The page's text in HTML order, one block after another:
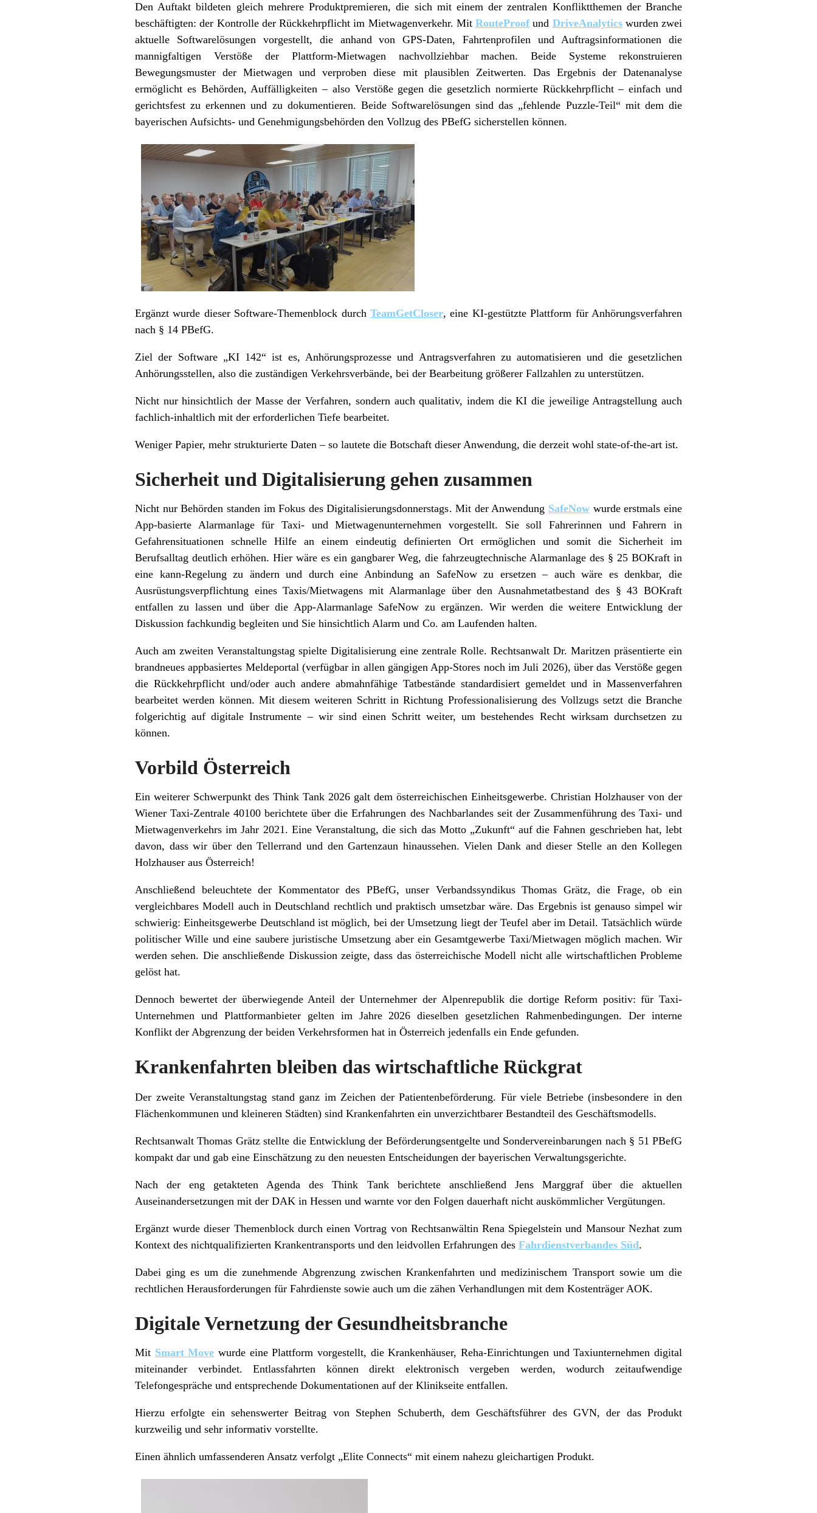
Den Auftakt bildeten gleich mehrere Produktpremieren, die sich mit einem der zentralen Konfliktthemen der Branche
beschäftigten: der Kontrolle der Rückkehrpflicht im Mietwagenverkehr. Mit RouteProof und DriveAnalyticswurden zwei
aktuelle Softwarelösungen vorgestellt, die anhand von GPS-Daten, Fahrtenprofilen und Auftragsinformationen die
mannigfaltigen Verstöße der Plattform-Mietwagen nachvollziehbar machen. Beide Systeme rekonstruieren
Bewegungsmuster der Mietwagen und verproben diese mit plausiblen Zeitwerten. Das Ergebnis der Datenanalyse
ermöglicht es Behörden, Auffälligkeiten – also Verstöße gegen die gesetzlich normierte Rückkehrpflicht – einfach und
gerichtsfest zu erkennen und zu dokumentieren. Beide Softwarelösungen sind das „fehlende Puzzle-Teil“ mit dem die
bayerischen Aufsichts- und Genehmigungsbehörden den Vollzug des PBefG sicherstellen können.
Ergänzt wurde dieser Software-Themenblock durch TeamGetCloser, eine KI-gestützte Plattform für Anhörungsverfahren
nach § 14 PBefG.
Ziel der Software „KI 142“ ist es, Anhörungsprozesse und Antragsverfahren zu automatisieren und die gesetzlichen
Anhörungsstellen, also die zuständigen Verkehrsverbände, bei der Bearbeitung größerer Fallzahlen zu unterstützen.
Nicht nur hinsichtlich der Masse der Verfahren, sondern auch qualitativ, indem die KI die jeweilige Antragstellung auch
fachlich-inhaltlich mit der erforderlichen Tiefe bearbeitet.
Weniger Papier, mehr strukturierte Daten – so lautete die Botschaft dieser Anwendung, die derzeit wohl state-of-the-art ist.
Sicherheit und Digitalisierung gehen zusammen
Nicht nur Behörden standen im Fokus des Digitalisierungsdonnerstags. Mit der Anwendung SafeNow wurde erstmals eine
App-basierte Alarmanlage für Taxi- und Mietwagenunternehmen vorgestellt. Sie soll Fahrerinnen und Fahrern in
Gefahrensituationen schnelle Hilfe an einem eindeutig definierten Ort ermöglichen und somit die Sicherheit im
Berufsalltag deutlich erhöhen. Hier wäre es ein gangbarer Weg, die fahrzeugtechnische Alarmanlage des § 25 BOKraft in
eine kann-Regelung zu ändern und durch eine Anbindung an SafeNow zu ersetzen – auch wäre es denkbar, die
Ausrüstungsverpflichtung eines Taxis/Mietwagens mit Alarmanlage über den Ausnahmetatbestand des § 43 BOKraft
entfallen zu lassen und über die App-Alarmanlage SafeNow zu ergänzen. Wir werden die weitere Entwicklung der
Diskussion fachkundig begleiten und Sie hinsichtlich Alarm und Co. am Laufenden halten.
Auch am zweiten Veranstaltungstag spielte Digitalisierung eine zentrale Rolle. Rechtsanwalt Dr. Maritzen präsentierte ein
brandneues appbasiertes Meldeportal (verfügbar in allen gängigen App-Stores noch im Juli 2026), über das Verstöße gegen
die Rückkehrpflicht und/oder auch andere abmahnfähige Tatbestände standardisiert gemeldet und in Massenverfahren
bearbeitet werden können. Mit diesem weiteren Schritt in Richtung Professionalisierung des Vollzugs setzt die Branche
folgerichtig auf digitale Instrumente – wir sind einen Schritt weiter, um bestehendes Recht wirksam durchsetzen zu
können.
Vorbild Österreich
Ein weiterer Schwerpunkt des Think Tank 2026 galt dem österreichischen Einheitsgewerbe. Christian Holzhauser von der
Wiener Taxi-Zentrale 40100 berichtete über die Erfahrungen des Nachbarlandes seit der Zusammenführung des Taxi- und
Mietwagenverkehrs im Jahr 2021. Eine Veranstaltung, die sich das Motto „Zukunft“ auf die Fahnen geschrieben hat, lebt
davon, dass wir über den Tellerrand und den Gartenzaun hinaussehen. Vielen Dank and dieser Stelle an den Kollegen
Holzhauser aus Österreich!
Anschließend beleuchtete der Kommentator des PBefG, unser Verbandssyndikus Thomas Grätz, die Frage, ob ein
vergleichbares Modell auch in Deutschland rechtlich und praktisch umsetzbar wäre. Das Ergebnis ist genauso simpel wir
schwierig: Einheitsgewerbe Deutschland ist möglich, bei der Umsetzung liegt der Teufel aber im Detail. Tatsächlich würde
politischer Wille und eine saubere juristische Umsetzung aber ein Gesamtgewerbe Taxi/Mietwagen möglich machen. Wir
werden sehen. Die anschließende Diskussion zeigte, dass das österreichische Modell nicht alle wirtschaftlichen Probleme
gelöst hat.
Dennoch bewertet der überwiegende Anteil der Unternehmer der Alpenrepublik die dortige Reform positiv: für Taxi-
Unternehmen und Plattformanbieter gelten im Jahre 2026 dieselben gesetzlichen Rahmenbedingungen. Der interne
Konflikt der Abgrenzung der beiden Verkehrsformen hat in Österreich jedenfalls ein Ende gefunden.
Krankenfahrten bleiben das wirtschaftliche Rückgrat
Der zweite Veranstaltungstag stand ganz im Zeichen der Patientenbeförderung. Für viele Betriebe (insbesondere in den
Flächenkommunen und kleineren Städten) sind Krankenfahrten ein unverzichtbarer Bestandteil des Geschäftsmodells.
Rechtsanwalt Thomas Grätz stellte die Entwicklung der Beförderungsentgelte und Sondervereinbarungen nach § 51 PBefG
kompakt dar und gab eine Einschätzung zu den neuesten Entscheidungen der bayerischen Verwaltungsgerichte.
Nach der eng getakteten Agenda des Think Tank berichtete anschließend Jens Marggraf über die aktuellen
Auseinandersetzungen mit der DAK in Hessen und warnte vor den Folgen dauerhaft nicht auskömmlicher Vergütungen.
Ergänzt wurde dieser Themenblock durch einen Vortrag von Rechtsanwältin Rena Spiegelstein und Mansour Nezhat zum
Kontext des nichtqualifizierten Krankentransports und den leidvollen Erfahrungen des Fahrdienstverbandes Süd.
Dabei ging es um die zunehmende Abgrenzung zwischen Krankenfahrten und medizinischem Transport sowie um die
rechtlichen Herausforderungen für Fahrdienste sowie auch um die zähen Verhandlungen mit dem Kostenträger AOK.
Digitale Vernetzung der Gesundheitsbranche
Mit Smart Move wurde eine Plattform vorgestellt, die Krankenhäuser, Reha-Einrichtungen und Taxiunternehmen digital
miteinander verbindet. Entlassfahrten können direkt elektronisch vergeben werden, wodurch zeitaufwendige
Telefongespräche und entsprechende Dokumentationen auf der Klinikseite entfallen.
Hierzu erfolgte ein sehenswerter Beitrag von Stephen Schuberth, dem Geschäftsführer des GVN, der das Produkt
kurzweilig und sehr informativ vorstellte.
Einen ähnlich umfassenderen Ansatz verfolgt „Elite Connects“ mit einem nahezu gleichartigen Produkt.